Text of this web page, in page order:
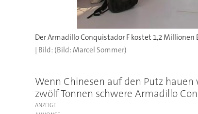
Der Armadillo Conquistador F kostet 1,2 Millionen
(Bild: Marcel Sommer)
Wenn Chinesen auf den Putz
zwölf Tonnen schwere Armadillo
ANZEIGE